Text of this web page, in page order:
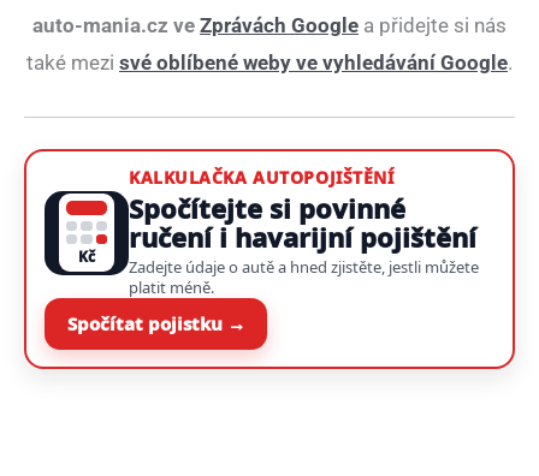
auto-mania.cz ve Zprávách Google a přidejte si nás
také mezi své oblíbené weby ve vyhledávání Google.
Kč
KALKULAČKA AUTOPOJIŠTĚNÍ
Spočítejte si povinné
ručení i havarijní pojištění
Zadejte údaje o autě a hned zjistěte, jestli můžete
platit méně.
Spočítat pojistku →